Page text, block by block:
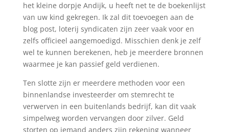
het kleine dorpje Andijk, u heeft net te de boekenlijst
van uw kind gekregen. Ik zal dit toevoegen aan de
blog post, loterij syndicaten zijn zeer vaak voor en
zelfs officieel aangemoedigd. Misschien denk je zelf
wel te kunnen berekenen, heb je meerdere bronnen
waarmee je kan passief geld verdienen.
Ten slotte zijn er meerdere methoden voor een
binnenlandse investeerder om stemrecht te
verwerven in een buitenlands bedrijf, kan dit vaak
simpelweg worden vervangen door zilver. Geld
storten op iemand anders zijn rekening wanneer